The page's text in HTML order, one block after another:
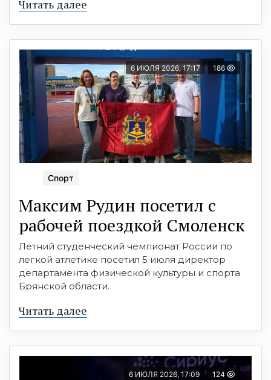
Читать далее
6 ИЮЛЯ 2026, 17:17 186
Спорт
Максим Рудин посетил с
рабочей поездкой Смоленск
Летний студенческий чемпионат России по
легкой атлетике посетил 5 июля директор
департамента физической культуры и спорта
Брянской области.
Читать далее
6 ИЮЛЯ 2026, 17:09 124